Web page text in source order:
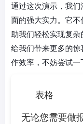
通过这次演示，我
面的强大实力。它
助我们轻松实现复
给我们带来更多的
作效率，不妨尝试一
表格
无论您需要做